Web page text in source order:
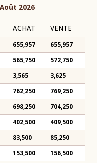
2026
ACHAT VENTE
655,957 655,957
565,750 572,750
3,565 3,625
762,250 769,250
698,250 704,250
402,500 409,500
83,500 85,250
153,500 156,500